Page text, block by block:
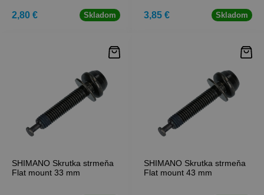
2,80 € Skladom 3,85 € Skladom
SHIMANO Skrutka strmeňa
Flat mount 33 mm
SHIMANO Skrutka strmeňa
Flat mount 43 mm